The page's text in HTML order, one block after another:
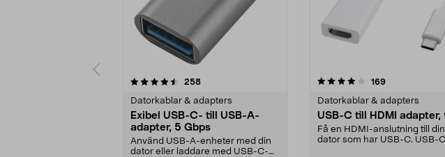
258recensioner
Datorkablar & adapters
Exibel USB-C- till USB-A-
adapter, 5 Gbps
Använd USB-A-enheter med din
dator eller laddare med USB-C-
4.0 av 5 stjärnor 169recensioner
Datorkablar & adapters
USB-C till HDMI adapter,
Få en HDMI-anslutning till din
dator som har USB-C. USB-C
4.5 av 5 stjärnor